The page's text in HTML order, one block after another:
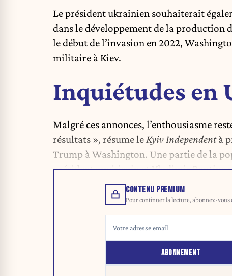
Le président ukrainien souhaiterait
dans le développement de la production
le début de l’invasion en 2022,
militaire à Kiev.
Inquiétudes en
Malgré ces annonces, l’enthousiasme
résultats », résume leKyiv Independentà
Trump à Washington. Une partie de la
président américain et Vladimir Poutine
CONTENU PREMIUM
Pour continuer la lecture, abonnez-vous
ABONNEMENT